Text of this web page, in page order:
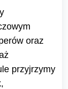
oraz
przyjrzymy